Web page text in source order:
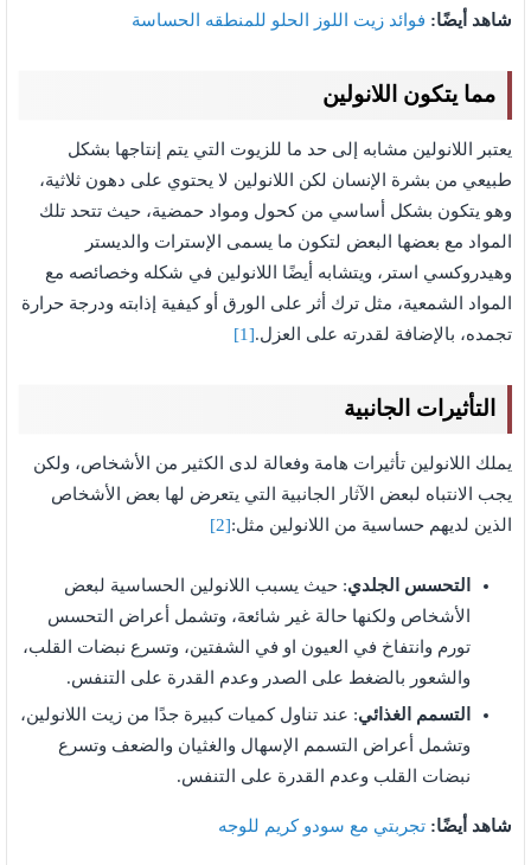
شاهد أيضًا: فوائد زيت اللوز الحلو للمنطقه الحساسة
مما يتكون اللانولين
يعتبر اللانولين مشابه إلى حد ما للزيوت التي يتم إنتاجها بشكل
طبيعي من بشرة الإنسان لكن اللانولين لا يحتوي على دهون ثلاثية،
وهو يتكون بشكل أساسي من كحول ومواد حمضية، حيث تتحد تلك
المواد مع بعضها البعض لتكون ما يسمى الإسترات والديستر
وهيدروكسي استر، ويتشابه أيضًا اللانولين في شكله وخصائصه مع
المواد الشمعية، مثل ترك أثر على الورق أو كيفية إذابته ودرجة حرارة
تجمده، بالإضافة لقدرته على العزل.[1]
التأثيرات الجانبية
يملك اللانولين تأثيرات هامة وفعالة لدى الكثير من الأشخاص، ولكن
يجب الانتباه لبعض الآثار الجانبية التي يتعرض لها بعض الأشخاص
الذين لديهم حساسية من اللانولين مثل:[2]
التحسس الجلدي: حيث يسبب اللانولين الحساسية لبعض
الأشخاص ولكنها حالة غير شائعة، وتشمل أعراض التحسس
تورم وانتفاخ في العيون او في الشفتين، وتسرع نبضات القلب،
والشعور بالضغط على الصدر وعدم القدرة على التنفس.
التسمم الغذائي: عند تناول كميات كبيرة جدًا من زيت اللانولين،
وتشمل أعراض التسمم الإسهال والغثيان والضعف وتسرع
نبضات القلب وعدم القدرة على التنفس.
شاهد أيضًا: تجربتي مع سودو كريم للوجه